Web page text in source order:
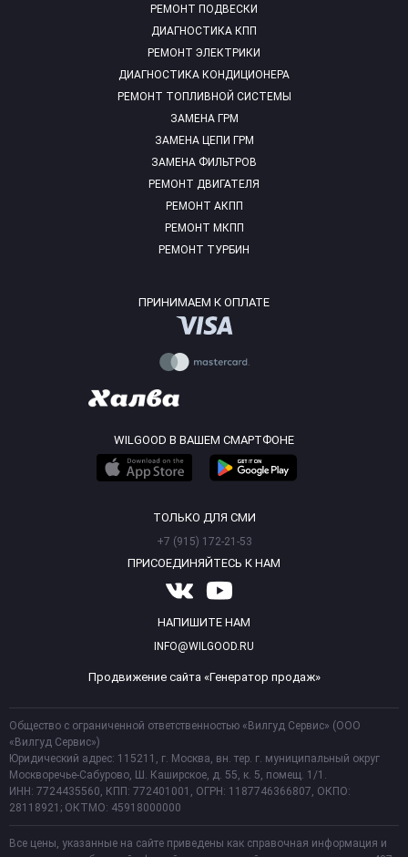
РЕМОНТ ПОДВЕСКИ
ДИАГНОСТИКА КПП
РЕМОНТ ЭЛЕКТРИКИ
ДИАГНОСТИКА КОНДИЦИОНЕРА
РЕМОНТ ТОПЛИВНОЙ СИСТЕМЫ
ЗАМЕНА ГРМ
ЗАМЕНА ЦЕПИ ГРМ
ЗАМЕНА ФИЛЬТРОВ
РЕМОНТ ДВИГАТЕЛЯ
РЕМОНТ АКПП
РЕМОНТ МКПП
РЕМОНТ ТУРБИН
ПРИНИМАЕМ К ОПЛАТЕ
WILGOOD В ВАШЕМ СМАРТФОНЕ
ТОЛЬКО ДЛЯ СМИ
+7 (915) 172-21-53
ПРИСОЕДИНЯЙТЕСЬ К НАМ
НАПИШИТЕ НАМ
INFO@WILGOOD.RU
Продвижение сайта «Генератор продаж»
Общество с ограниченной ответственностью «Вилгуд Сервис» (ООО
«Вилгуд Сервис»)
Юридический адрес: 115211, г. Москва, вн. тер. г. муниципальный округ
Москворечье-Сабурово, Ш. Каширское, д. 55, к. 5, помещ. 1/1.
ИНН: 7724435560, КПП: 772401001, ОГРН: 1187746366807, ОКПО:
28118921; ОКТМО: 45918000000
Все цены, указанные на сайте приведены как справочная информация и